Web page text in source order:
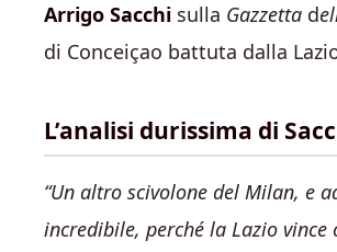
Arrigo Sacchi sulla Gazzetta d
di Conceiçao battuta dalla
L’analisi durissima di
“Un altro scivolone del Milan, e
incredibile, perché la Lazio